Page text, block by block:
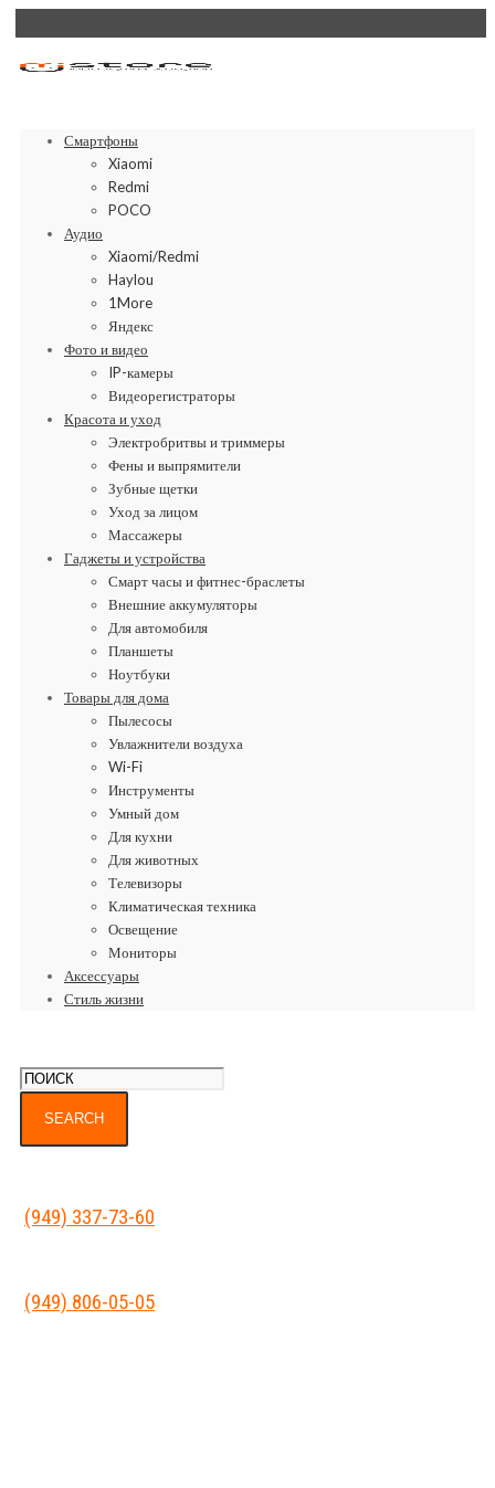
Смартфоны
Xiaomi
Redmi
POCO
Аудио
Xiaomi/Redmi
Haylou
1More
Яндекс
Фото и видео
IP-камеры
Видеорегистраторы
Красота и уход
Электробритвы и триммеры
Фены и выпрямители
Зубные щетки
Уход за лицом
Массажеры
Гаджеты и устройства
Смарт часы и фитнес-браслеты
Внешние аккумуляторы
Для автомобиля
Планшеты
Ноутбуки
Товары для дома
Пылесосы
Увлажнители воздуха
Wi-Fi
Инструменты
Умный дом
Для кухни
Для животных
Телевизоры
Климатическая техника
Освещение
Мониторы
Аксессуары
Стиль жизни
(949) 337-73-60
(949) 806-05-05